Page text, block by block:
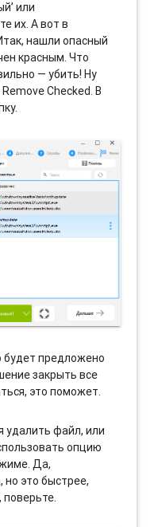
или
их. А вот в
нашли опасный
красным. Что
— убить! Ну
Checked. В
будет предложено
закрыть все
это поможет.
удалить файл, или
опцию
Да,
но это быстрее,